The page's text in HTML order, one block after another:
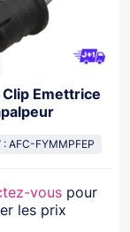
Emettrice
: AFC-FYMMPFEP
vous pour
les prix